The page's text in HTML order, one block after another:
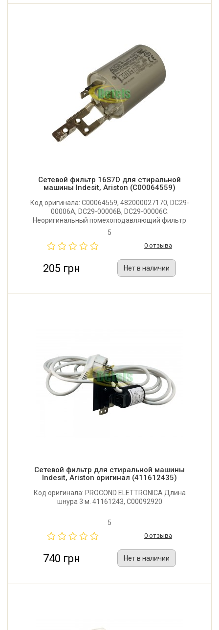
Сетевой фильтр 16S7D для стиральной
машины Indesit, Ariston (C00064559)
Код оригинала: C00064559, 482000027170, DC29-
00006A, DC29-00006B, DC29-00006C.
Неоригинальный помехоподавляющий фильтр
(радиофильтр) для стиральной машины Ariston,
Хорошее качество.
5
0 отзыва
205 грн Нет в наличии
Сетевой фильтр для стиральной машины
Indesit, Ariston оригинал (411612435)
Код оригинала: PROCOND ELETTRONICA Длина
шнура 3 м. 41161243, C00092920
5
0 отзыва
740 грн Нет в наличии